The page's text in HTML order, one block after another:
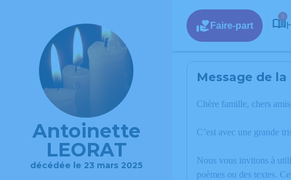
Antoinette
LEORAT
décédée le 23 mars 2025
Faire-part
1
Message de
Chère famille, chers
C’est avec une grande
Nous vous invitons à
poèmes ou des textes.